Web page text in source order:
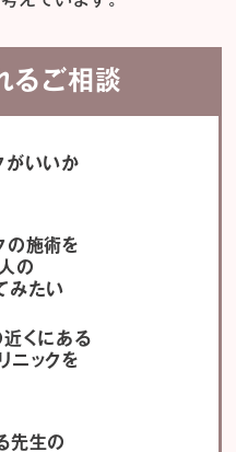
るご相談
がいいか
の施術を
の
みたい
近くにある
ニックを
先生の